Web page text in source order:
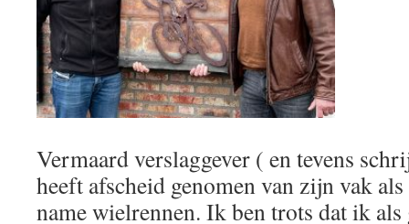
Vermaard verslaggever ( en tevens
heeft afscheid genomen van zijn vak
name wielrennen. Ik ben trots dat ik